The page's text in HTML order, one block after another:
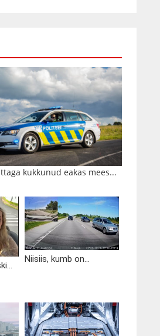
kukkunud eakas mees...
Niisiis, kumb on...